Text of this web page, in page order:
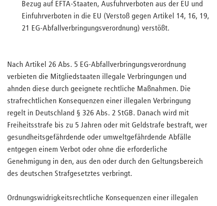
Bezug auf EFTA-Staaten, Ausfuhrverboten aus der EU und
Einfuhrverboten in die EU (Verstoß gegen Artikel 14, 16, 19,
21 EG-Abfallverbringungsverordnung) verstößt.
Nach Artikel 26 Abs. 5 EG-Abfallverbringungsverordnung
verbieten die Mitgliedstaaten illegale Verbringungen und
ahnden diese durch geeignete rechtliche Maßnahmen. Die
strafrechtlichen Konsequenzen einer illegalen Verbringung
regelt in Deutschland § 326 Abs. 2 StGB. Danach wird mit
Freiheitsstrafe bis zu 5 Jahren oder mit Geldstrafe bestraft, wer
gesundheitsgefährdende oder umweltgefährdende Abfälle
entgegen einem Verbot oder ohne die erforderliche
Genehmigung in den, aus den oder durch den Geltungsbereich
des deutschen Strafgesetztes verbringt.
Ordnungswidrigkeitsrechtliche Konsequenzen einer illegalen